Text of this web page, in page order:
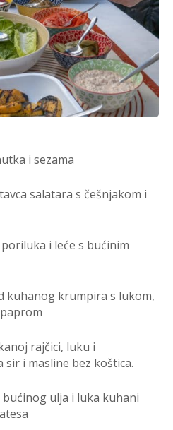
i sezama
salatara s češnjakom i
i leće s bućinim
kuhanog krumpira s lukom,
rajčici, luku i
i masline bez koštica.
ulja i luka kuhani